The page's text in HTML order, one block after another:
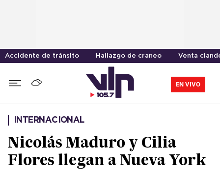
Accidente de tránsito Hallazgo de craneo Venta
EN VIVO
INTERNACIONAL
Nicolás Maduro y Cilia
Flores llegan a Nueva York